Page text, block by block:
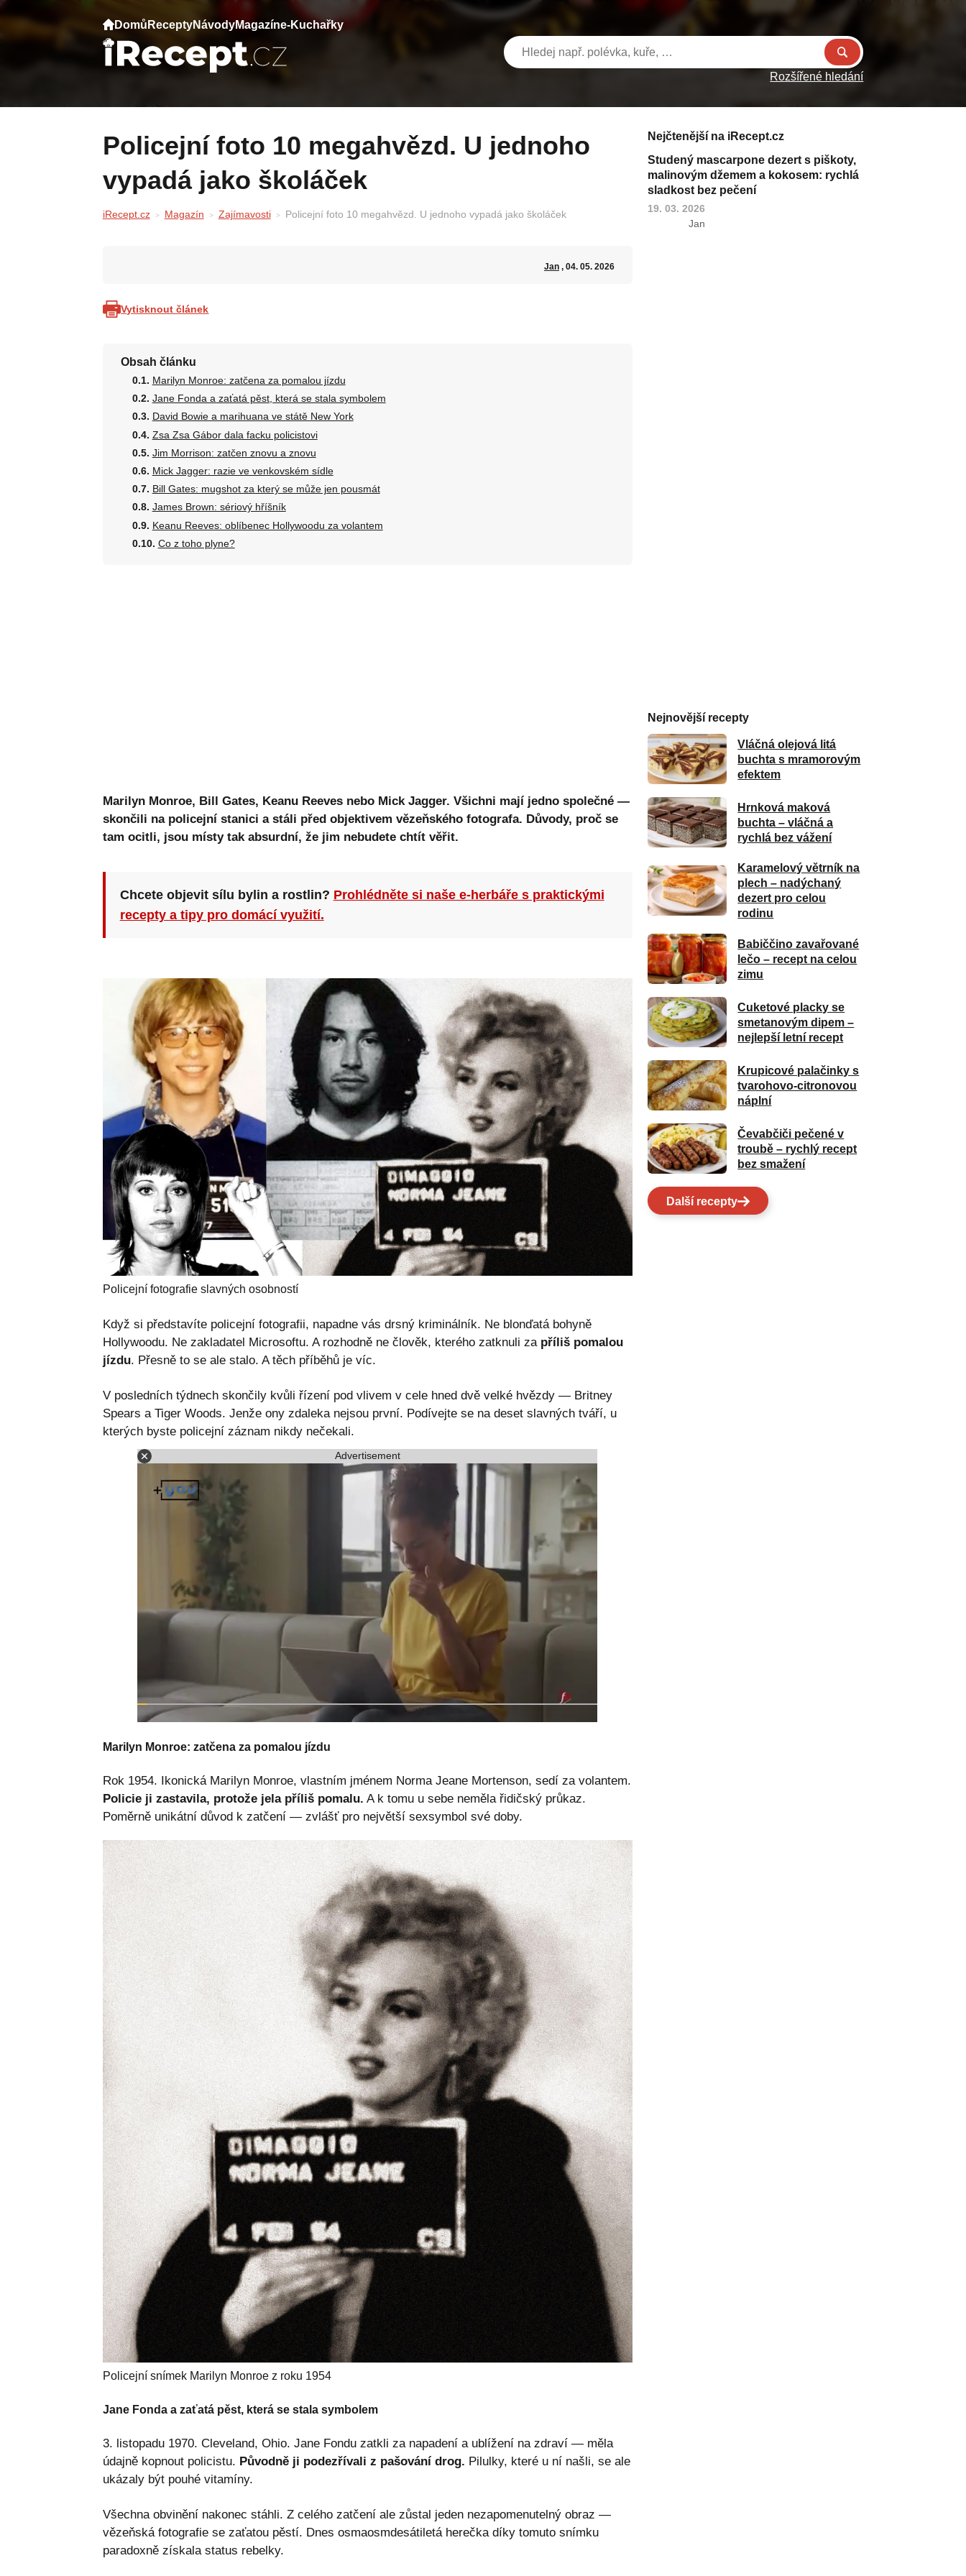
Domů ReceptyNávodyMagazíne-Kuchařky
Rozšířené hledání
Policejní foto 10 megahvězd. U jednoho
vypadá jako školáček
iRecept.cz Magazín Zajímavosti Policejní foto 10 megahvězd. U jednoho vypadá jako školáček
Jan, 04. 05. 2026
Vytisknout článek
Obsah článku
Marilyn Monroe: zatčena za pomalou jízdu
Jane Fonda a zaťatá pěst, která se stala symbolem
David Bowie a marihuana ve státě New York
Zsa Zsa Gábor dala facku policistovi
Jim Morrison: zatčen znovu a znovu
Mick Jagger: razie ve venkovském sídle
Bill Gates: mugshot za který se může jen pousmát
James Brown: sériový hříšník
Keanu Reeves: oblíbenec Hollywoodu za volantem
Co z toho plyne?
Marilyn Monroe, Bill Gates, Keanu Reeves nebo Mick Jagger. Všichni mají jedno společné —
skončili na policejní stanici a stáli před objektivem vězeňského fotografa. Důvody, proč se
tam ocitli, jsou místy tak absurdní, že jim nebudete chtít věřit.
Chcete objevit sílu bylin a rostlin? Prohlédněte si naše e-herbáře s praktickými
recepty a tipy pro domácí využití.
Policejní fotografie slavných osobností
Když si představíte policejní fotografii, napadne vás drsný kriminálník. Ne blonďatá bohyně
Hollywoodu. Ne zakladatel Microsoftu. A rozhodně ne člověk, kterého zatknuli za příliš pomalou
jízdu. Přesně to se ale stalo. A těch příběhů je víc.
V posledních týdnech skončily kvůli řízení pod vlivem v cele hned dvě velké hvězdy — Britney
Spears a Tiger Woods. Jenže ony zdaleka nejsou první. Podívejte se na deset slavných tváří, u
kterých byste policejní záznam nikdy nečekali.
Advertisement
Marilyn Monroe: zatčena za pomalou jízdu
Rok 1954. Ikonická Marilyn Monroe, vlastním jménem Norma Jeane Mortenson, sedí za volantem.
Policie ji zastavila, protože jela příliš pomalu. A k tomu u sebe neměla řidičský průkaz.
Poměrně unikátní důvod k zatčení — zvlášť pro největší sexsymbol své doby.
Policejní snímek Marilyn Monroe z roku 1954
Jane Fonda a zaťatá pěst, která se stala symbolem
3. listopadu 1970. Cleveland, Ohio. Jane Fondu zatkli za napadení a ublížení na zdraví — měla
údajně kopnout policistu. Původně ji podezřívali z pašování drog. Pilulky, které u ní našli, se ale
ukázaly být pouhé vitamíny.
Všechna obvinění nakonec stáhli. Z celého zatčení ale zůstal jeden nezapomenutelný obraz —
vězeňská fotografie se zaťatou pěstí. Dnes osmaosmdesátiletá herečka díky tomuto snímku
paradoxně získala status rebelky.
Nejčtenější na iRecept.cz
Studený mascarpone dezert s piškoty,
malinovým džemem a kokosem: rychlá
sladkost bez pečení
19. 03. 2026
Jan
Nejnovější recepty
Vláčná olejová litá
buchta s mramorovým
efektem
Hrnková maková
buchta – vláčná a
rychlá bez vážení
Karamelový větrník na
plech – nadýchaný
dezert pro celou
rodinu
Babiččino zavařované
lečo – recept na celou
zimu
Cuketové placky se
smetanovým dipem –
nejlepší letní recept
Krupicové palačinky s
tvarohovo-citronovou
náplní
Čevabčiči pečené v
troubě – rychlý recept
bez smažení
Další recepty